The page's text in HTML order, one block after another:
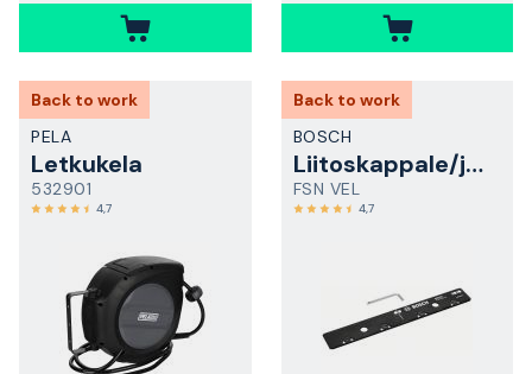
Back to work
PELA
Letkukela
532901
4,7
Back to work
BOSCH
Liitoskappale/jatkoliitin
FSN VEL
4,7